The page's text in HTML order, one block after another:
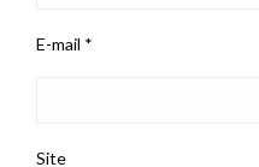
E-mail *
Site